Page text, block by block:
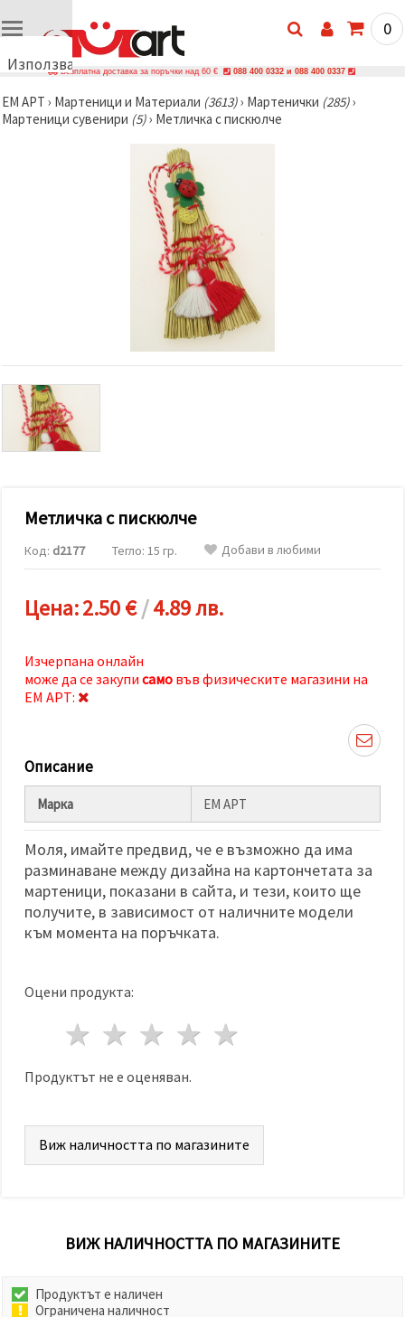
Използваме
🍪
Използваме
да
показваме
по-
релевантно
съдържание
и реклами,
включително
за анализ
маркетинг.
използваме
като
натиснеш
"Приеми
си в
избереш
дадения
"бисквитки"
и кликнеш
бутона
"Запази"
Приеми
Настройки
бисквитките
0
Безплатна доставка за поръчки над 60 € 088 400 0332 и 088 400 0337
ЕМ АРТ › Мартеници и Материали (3613)› Мартенички (285)›
Мартеници сувенири (5)› Метличка с пискюлче
Метличка с пискюлче
Код: d2177 Тегло: 15 гр. Добави в любими
Цена:2.50 €/4.89 лв.
Изчерпана онлайн
може да се закупи само във физическите магазини на
ЕМ АРТ:
Описание
Марка ЕМ АРТ
Моля, имайте предвид, че е възможно да има
разминаване между дизайна на картончетата за
мартеници, показани в сайта, и тези, които ще
получите, в зависимост от наличните модели
към момента на поръчката.
Оцени продукта:
4 звезди
3 звезди
2 звезди
1 звезда
Продуктът не е оценяван.
Виж наличността по магазините
ВИЖ НАЛИЧНОСТТА ПО МАГАЗИНИТЕ
Продуктът е наличен
Ограничена наличност